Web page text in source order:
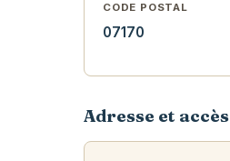
CODE POSTAL
07170
Adresse et accès